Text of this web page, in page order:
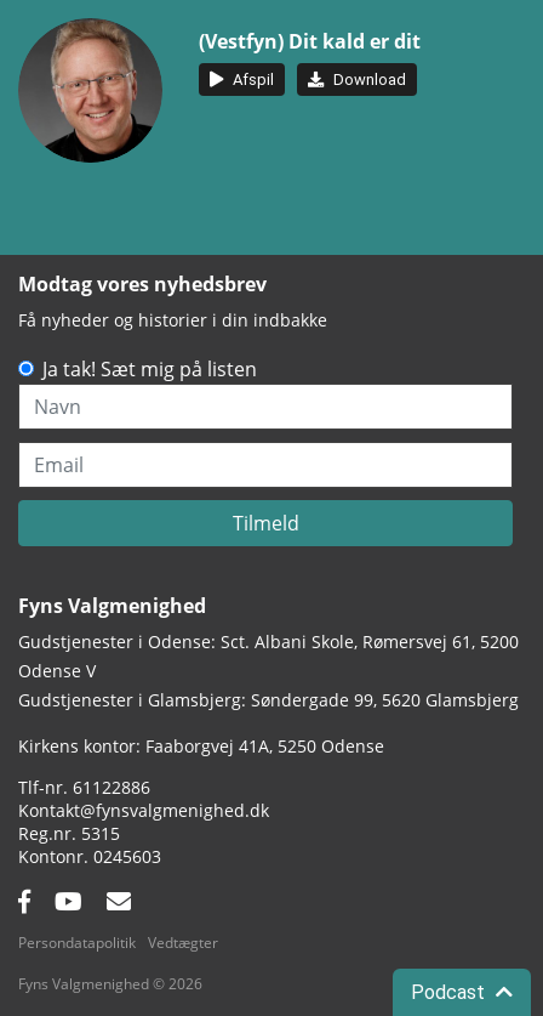
(Vestfyn) Dit kald er dit
Afspil Download
Podcast
Fyns Valgmenighed
Gudstjenester i Odense: Sct. Albani Skole, Rømersvej 61, 5200
Odense V
Gudstjenester i Glamsbjerg: Søndergade 99, 5620 Glamsbjerg
Adresse:
Kirkens kontor: Faaborgvej 41A 5250 Odense
Tlf.:
61122886
Email:
Kontakt@fynsvalgmenighed.dk
Reg.nr.:
5315
Kontonummer:
0245603
Facebook:
YouTube:
Email:
Modtag vores nyhedsbrev
Få nyheder og historier i din indbakke
Ja tak! Sæt mig på listen
Navn
Email
Tilmeld
Fyns Valgmenighed © 2026
Persondatapolitik Vedtægter